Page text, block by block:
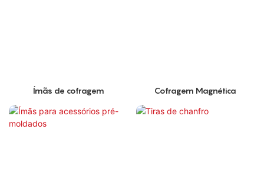
Ímãs de cofragem Cofragem Magnética